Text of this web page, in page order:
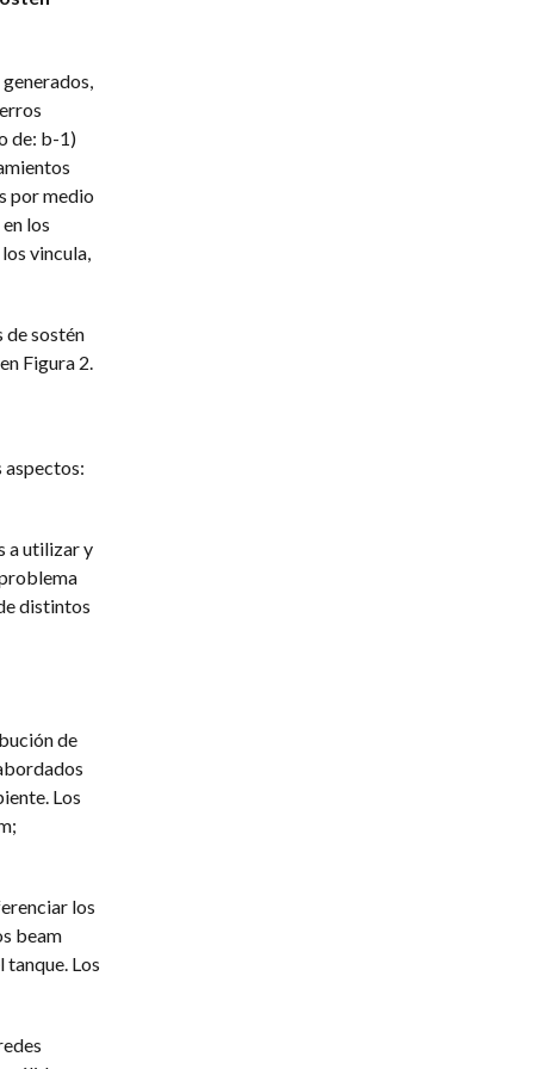
de: b-1)
por medio
los
vincula,
de sostén
Figura 2.
a utilizar y
distintos
de
Los
los
beam
Los